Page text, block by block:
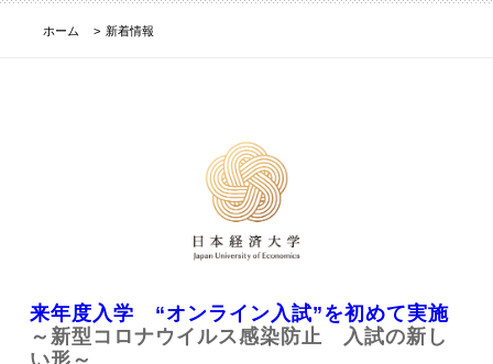
ホーム 新着情報
来年度入学 “オンライン入試”を初めて実施
～新型コロナウイルス感染防止 入試の新し